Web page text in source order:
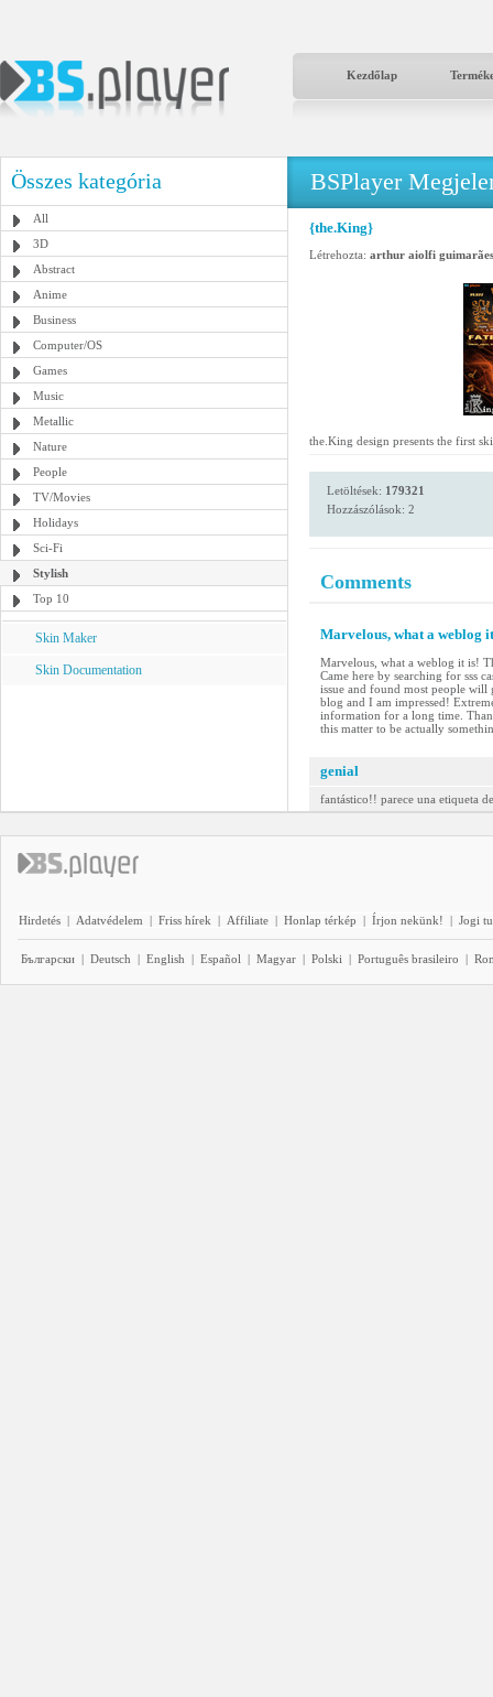
Kezdőlap
Összes kategória
All
3D
Abstract
Anime
Business
Computer/OS
Games
Music
Metallic
Nature
People
TV/Movies
Holidays
Sci-Fi
Stylish
Top 10
Skin Maker
Skin Documentation
BSPlayer
{the.King}
Létrehozta: arthur aiolfi guimarães
the.King design presents the first
Letöltések: 179321
Hozzászólások: 2
Comments
Marvelous, what a weblog
Marvelous, what a weblog it is!
Came here by searching for sss
issue and found most people will
blog and I am impressed!
information for a long time.
this matter to be actually
genial
fantástico!! parece una etiqueta
Hirdetés | Adatvédelem | Friss hírek | Affiliate | Honlap térkép | Írjon nekünk! | Jogi
Български | Deutsch | English | Español | Magyar | Polski | Português brasileiro |